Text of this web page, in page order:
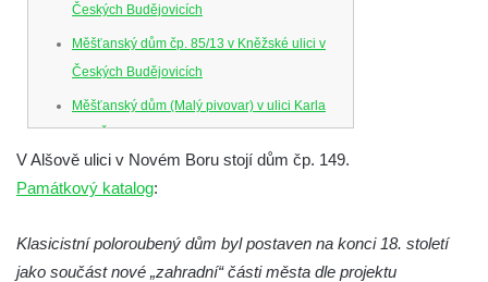
Českých Budějovicích
Měšťanský dům čp. 85/13 v Kněžské ulici v
Českých Budějovicích
Měšťanský dům (Malý pivovar) v ulici Karla
IV. v Českých Budějovicích
Dům U Ferusů na Senovážném náměstí v
Českých Budějovicích
Budějovicích
V Alšově ulici v Novém Boru stojí dům čp. 149.
Památkový katalog:
Klasicistní poloroubený dům byl postaven na konci 18. století
jako součást nové „zahradní“ části města dle projektu